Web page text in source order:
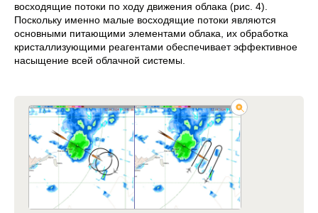
восходящие потоки по ходу движения облака (рис. 4).
Поскольку именно малые восходящие потоки являются
основными питающими элементами облака, их обработка
кристаллизующими реагентами обеспечивает эффективное
насыщение всей облачной системы.